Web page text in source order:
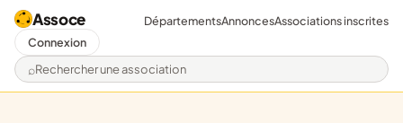
Assoce
Rechercher une association
DépartementsAnnoncesAssociations inscrites
Connexion